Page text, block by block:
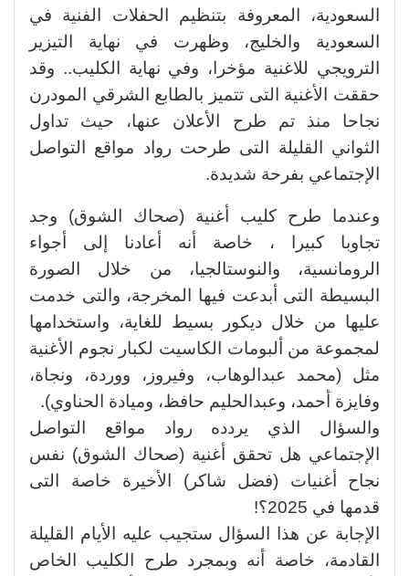
السعودية، المعروفة بتنظيم الحفلات الفنية في
السعودية والخليج، وظهرت في نهاية التيزير
الترويجي للاغنية مؤخرا، وفي نهاية الكليب.. وقد
حققت الأغنية التى تتميز بالطابع الشرقي المودرن
نجاحا منذ تم طرح الأعلان عنها، حيث تداول
الثواني القليلة التى طرحت رواد مواقع التواصل
الإجتماعي بفرحة شديدة.
وعندما طرح كليب أغنية (صحاك الشوق) وجد
تجاوبا كبيرا ، خاصة أنه أعادنا إلى أجواء
الرومانسية، والنوستالجيا، من خلال الصورة
البسيطة التى أبدعت فيها المخرجة، والتى خدمت
عليها من خلال ديكور بسيط للغاية، واستخدامها
لمجموعة من ألبومات الكاسيت لكبار نجوم الأغنية
مثل (محمد عبدالوهاب، وفيروز، ووردة، ونجاة،
وفايزة أحمد، وعبدالحليم حافظ، وميادة الحناوي).
والسؤال الذي يردده رواد مواقع التواصل
الإجتماعي هل تحقق أغنية (صحاك الشوق) نفس
نجاح أغنيات (فضل شاكر) الأخيرة خاصة التى
قدمها في 2025؟!
الإجابة عن هذا السؤال ستجيب عليه الأيام القليلة
القادمة، خاصة أنه وبمجرد طرح الكليب الخاص